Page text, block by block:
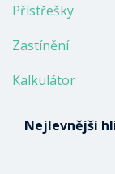
Přístřešky
Zastínění
Kalkulátor
Nejlevnější